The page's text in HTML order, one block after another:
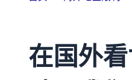
在国外